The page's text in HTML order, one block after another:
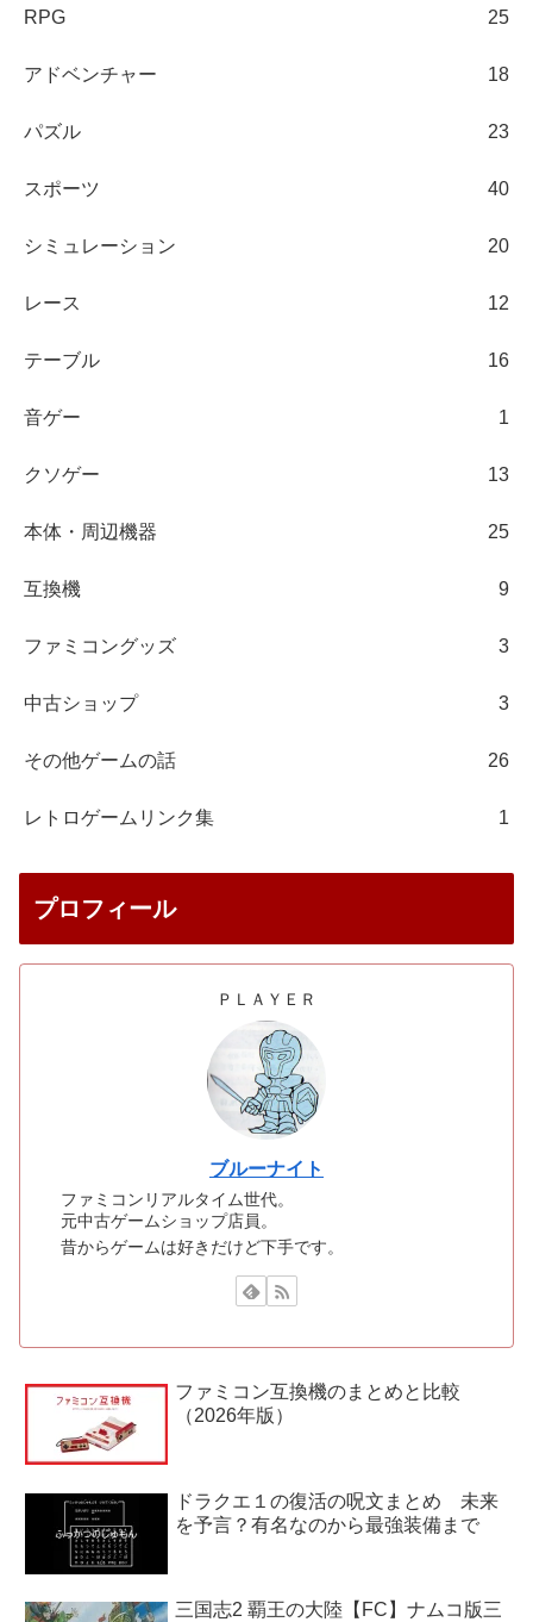
RPG 25
アドベンチャー 18
パズル 23
スポーツ 40
シミュレーション 20
レース 12
テーブル 16
音ゲー 1
クソゲー 13
本体・周辺機器 25
互換機 9
ファミコングッズ 3
中古ショップ 3
その他ゲームの話 26
レトロゲームリンク集 1
プロフィール
ＰＬＡＹＥＲ
ブルーナイト
ファミコンリアルタイム世代。
元中古ゲームショップ店員。
昔からゲームは好きだけど下手です。
ファミコン互換機のまとめと比較
（2026年版）
ドラクエ１の復活の呪文まとめ 未来
を予言？有名なのから最強装備まで
三国志2 覇王の大陸【FC】ナムコ版三